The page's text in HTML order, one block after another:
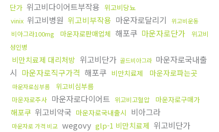
단가 위고비다이어트부작용 위고비당뇨
vinix 위고비병원 위고비부작용 마운자로달리기 위고비운동
비아그라100mg 마운자로판매업체 해포쿠 마운자로단가
위고비
성인병
비만치료제 대리처방 위고비단가 골드비아그라 마운자로국내출
시 마운자로직구가격 해포쿠 비만치료제 마운자로파는곳
마운자로심부름 위고비심부름
마운자로주사 마운자로다이어트 위고비고혈압 마운자로구매가
해포쿠 위고비약국 마운자로국내출시 비아그라
마운자로 가격 비교 wegovy glp-1 비만치료제 위고비단가